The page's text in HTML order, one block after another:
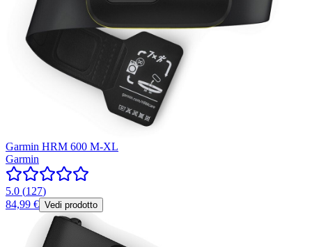
Garmin HRM 600 M-XL
Garmin
5.0 (127)
84,99 € Vedi prodotto